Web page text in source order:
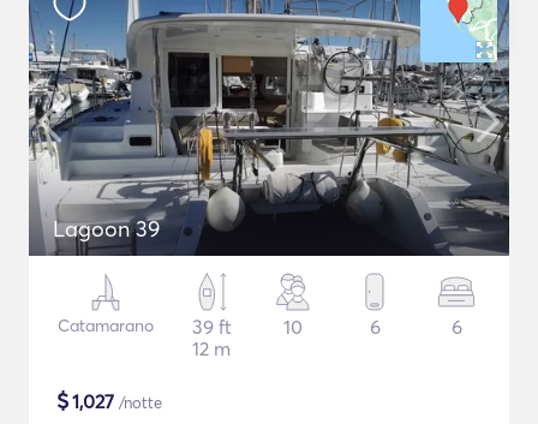
Lagoon 39
Catamarano
39 ft
12 m
10 6 6
$1,027 /notte